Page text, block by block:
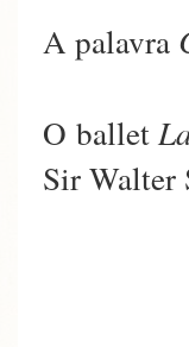
A palavra
O ballet
Sir Walter